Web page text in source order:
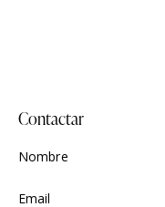
Contactar